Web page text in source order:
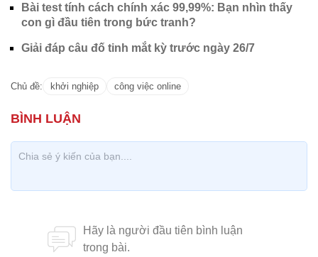
Bài test tính cách chính xác 99,99%: Bạn nhìn thấy
con gì đầu tiên trong bức tranh?
Giải đáp câu đố tinh mắt kỳ trước ngày 26/7
Chủ đề: khởi nghiệp công việc online